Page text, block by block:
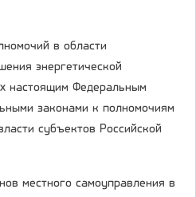
в области
энергетической
настоящим Федеральным
законами к полномочиям
субъектов Российской
местного самоуправления в